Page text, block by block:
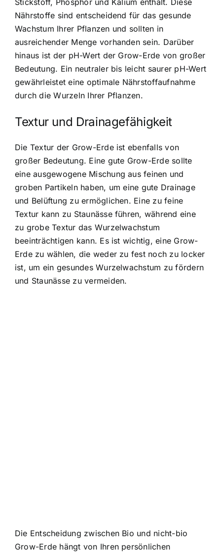
Stickstoff, Phosphor und Kalium enthält. Diese
Nährstoffe sind entscheidend für das gesunde
Wachstum Ihrer Pflanzen und sollten in
ausreichender Menge vorhanden sein. Darüber
hinaus ist der pH-Wert der Grow-Erde von großer
Bedeutung. Ein neutraler bis leicht saurer pH-Wert
gewährleistet eine optimale Nährstoffaufnahme
durch die Wurzeln Ihrer Pflanzen.
Textur und Drainagefähigkeit
Die Textur der Grow-Erde ist ebenfalls von
großer Bedeutung. Eine gute Grow-Erde sollte
eine ausgewogene Mischung aus feinen und
groben Partikeln haben, um eine gute Drainage
und Belüftung zu ermöglichen. Eine zu feine
Textur kann zu Staunässe führen, während eine
zu grobe Textur das Wurzelwachstum
beeinträchtigen kann. Es ist wichtig, eine Grow-
Erde zu wählen, die weder zu fest noch zu locker
ist, um ein gesundes Wurzelwachstum zu fördern
und Staunässe zu vermeiden.
Die Entscheidung zwischen Bio und nicht-bio
Grow-Erde hängt von Ihren persönlichen